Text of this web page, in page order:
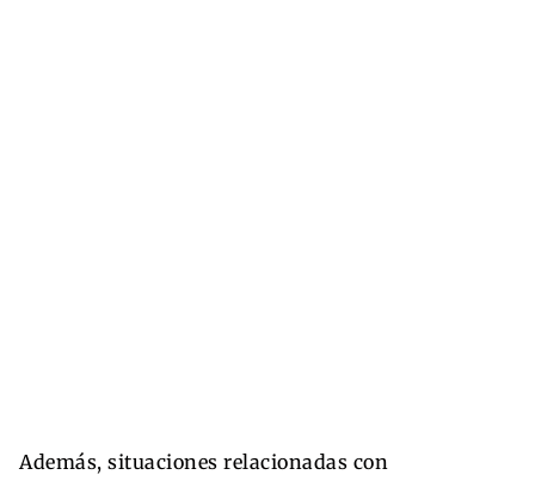
Además, situaciones relacionadas con